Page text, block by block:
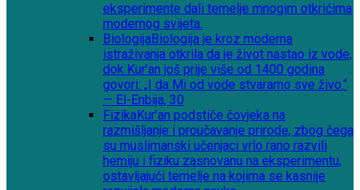
eksperimente dali temelje mnogim otkrićima
modernog svijeta.
BiologijaBiologija je kroz moderna
istraživanja otkrila da je život nastao iz vode,
dok Kur’an još prije više od 1400 godina
govori: „I da Mi od vode stvaramo sve živo.“
— El-Enbija, 30
FizikaKur’an podstiče čovjeka na
razmišljanje i proučavanje prirode, zbog čega
su muslimanski učenjaci vrlo rano razvili
hemiju i fiziku zasnovanu na eksperimentu,
ostavljajući temelje na kojima se kasnije